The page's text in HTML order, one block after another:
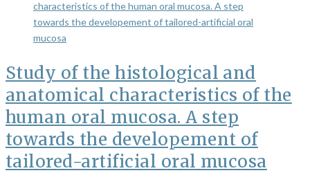
Study of the histological and
anatomical characteristics of the
human oral mucosa. A step
towards the developement of
tailored-artificial oral mucosa